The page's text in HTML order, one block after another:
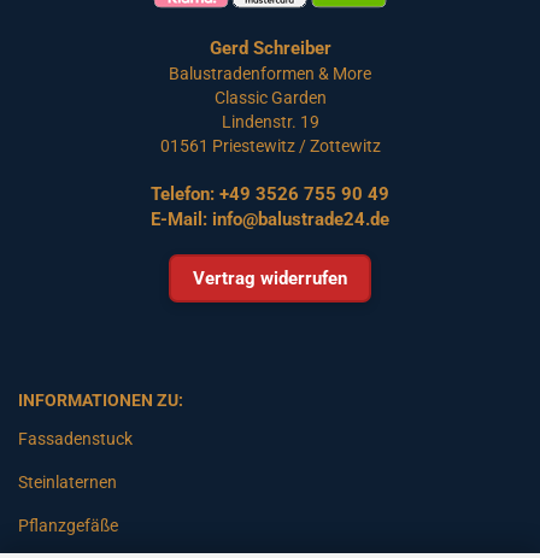
Gerd Schreiber
Balustradenformen & More
Classic Garden
Lindenstr. 19
01561 Priestewitz / Zottewitz
Telefon: +49 3526 755 90 49
E-Mail: info@balustrade24.de
Vertrag widerrufen
INFORMATIONEN ZU:
Fassadenstuck
Steinlaternen
Pflanzgefäße